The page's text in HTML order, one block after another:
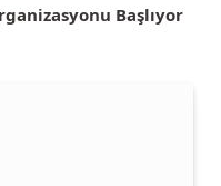
Başlıyor